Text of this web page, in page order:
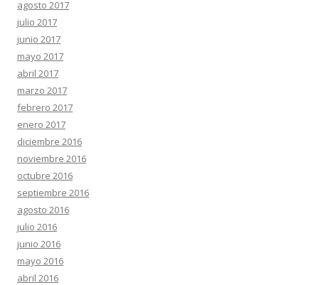
agosto 2017
julio 2017
junio 2017
mayo 2017
abril 2017
marzo 2017
febrero 2017
enero 2017
diciembre 2016
noviembre 2016
octubre 2016
septiembre 2016
agosto 2016
julio 2016
junio 2016
mayo 2016
abril 2016